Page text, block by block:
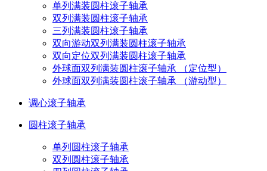
单列满装圆柱滚子轴承
双列满装圆柱滚子轴承
三列满装圆柱滚子轴承
双向游动双列满装圆柱滚子轴承
双向定位双列满装圆柱滚子轴承
外球面双列满装圆柱滚子轴承 （定位型）
外球面双列满装圆柱滚子轴承 （游动型）
调心滚子轴承
圆柱滚子轴承
单列圆柱滚子轴承
双列圆柱滚子轴承